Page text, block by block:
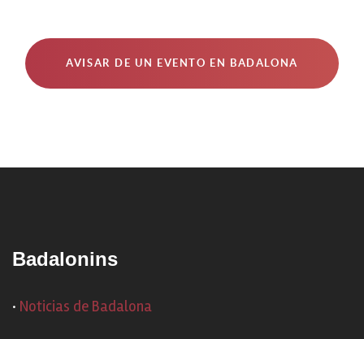
AVISAR DE UN EVENTO EN BADALONA
Badalonins
· Noticias de Badalona